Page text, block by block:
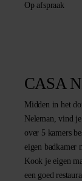
Op afspraak
CASA
Midden in het
Neleman, vind
over 5 kamers
eigen badkamer
Kook je eigen
een goed